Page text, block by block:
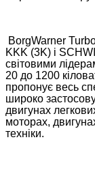
BorgWarner
KKK (3K) і
світовими
20 до 1200
пропонує весь
широко
двигунах
моторах,
техніки.